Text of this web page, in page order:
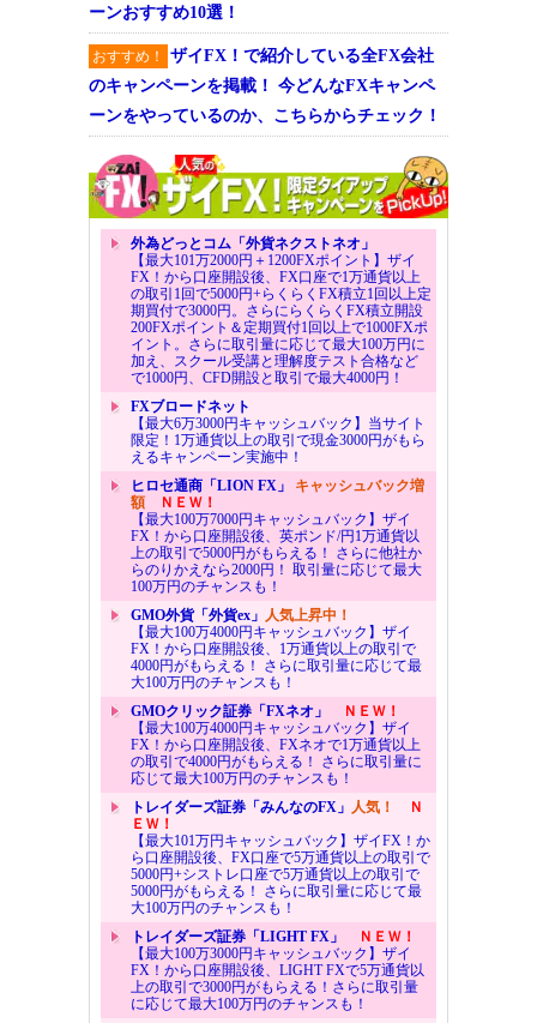
ーンおすすめ10選！
おすすめ！
ザイFX！で紹介している全FX会社
のキャンペーンを掲載！ 今どんなFXキャンペ
ーンをやっているのか、こちらからチェック！
外為どっとコム「外貨ネクストネオ」
【最大101万2000円＋1200FXポイント】ザイ
FX！から口座開設後、FX口座で1万通貨以上
の取引1回で5000円+らくらくFX積立1回以上定
期買付で3000円。さらにらくらくFX積立開設
200FXポイント＆定期買付1回以上で1000FXポ
イント。さらに取引量に応じて最大100万円に
加え、スクール受講と理解度テスト合格など
で1000円、CFD開設と取引で最大4000円！
FXブロードネット
【最大6万3000円キャッシュバック】当サイト
限定！1万通貨以上の取引で現金3000円がもら
えるキャンペーン実施中！
ヒロセ通商「LION FX」 キャッシュバック増
額ＮＥＷ！
【最大100万7000円キャッシュバック】ザイ
FX！から口座開設後、英ポンド/円1万通貨以
上の取引で5000円がもらえる！ さらに他社か
らのりかえなら2000円！ 取引量に応じて最大
100万円のチャンスも！
GMO外貨「外貨ex」 人気上昇中！
【最大100万4000円キャッシュバック】ザイ
FX！から口座開設後、1万通貨以上の取引で
4000円がもらえる！ さらに取引量に応じて最
大100万円のチャンスも！
GMOクリック証券「FXネオ」
ＮＥＷ！
【最大100万4000円キャッシュバック】ザイ
FX！から口座開設後、FXネオで1万通貨以上
の取引で4000円がもらえる！ さらに取引量に
応じて最大100万円のチャンスも！
トレイダーズ証券「みんなのFX」 人気！
Ｎ
ＥＷ！
【最大101万円キャッシュバック】ザイFX！か
ら口座開設後、FX口座で5万通貨以上の取引で
5000円+シストレ口座で5万通貨以上の取引で
5000円がもらえる！ さらに取引量に応じて最
大100万円のチャンスも！
トレイダーズ証券「LIGHT FX」
ＮＥＷ！
【最大100万3000円キャッシュバック】ザイ
FX！から口座開設後、LIGHT FXで5万通貨以
上の取引で3000円がもらえる！さらに取引量
に応じて最大100万円のチャンスも！